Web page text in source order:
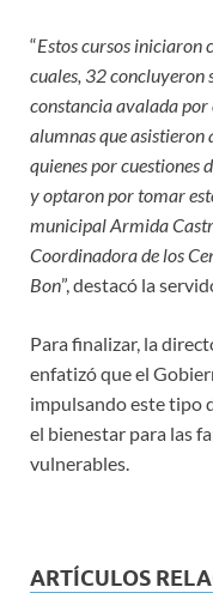
“Estos cursos iniciaron
cuales, 32 concluyeron
constancia avalada por
alumnas que asistieron
quienes por cuestiones
y optaron por tomar
municipal Armida
Coordinadora de los
Bon”, destacó la
Para finalizar, la
enfatizó que el
impulsando este tipo
el bienestar para las
vulnerables.
ARTÍCULOS